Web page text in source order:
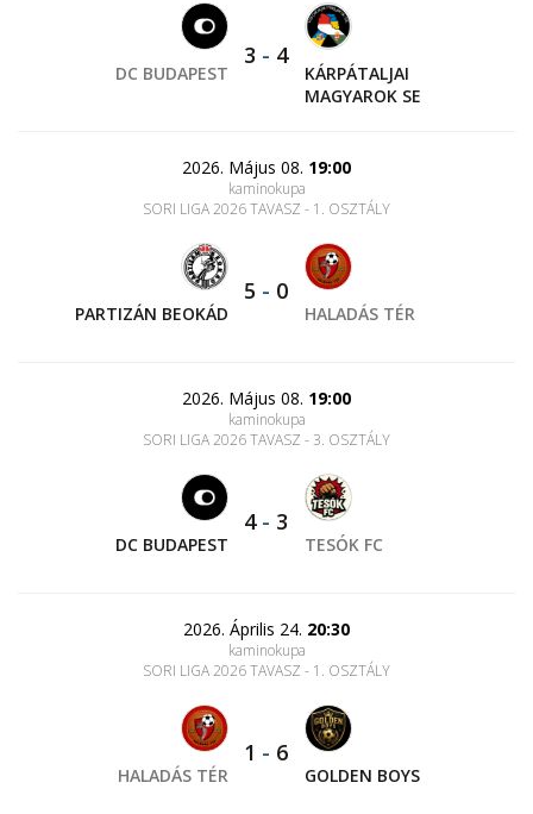
DC BUDAPEST
3 - 4
KÁRPÁTALJAI
MAGYAROK SE
2026. Május 08. 19:00
kaminokupa
SORI LIGA 2026 TAVASZ - 1. OSZTÁLY
PARTIZÁN BEOKÁD
5 - 0
HALADÁS TÉR
2026. Május 08. 19:00
kaminokupa
SORI LIGA 2026 TAVASZ - 3. OSZTÁLY
DC BUDAPEST
4- 3
TESÓK FC
2026. Április 24. 20:30
kaminokupa
SORI LIGA 2026 TAVASZ - 1. OSZTÁLY
HALADÁS TÉR
1 - 6
GOLDEN BOYS